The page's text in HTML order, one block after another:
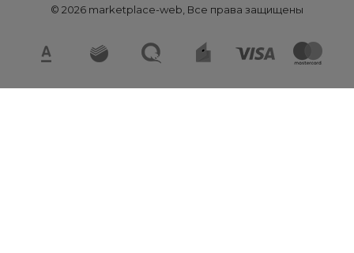
© 2026 marketplace-web, Все права защищены